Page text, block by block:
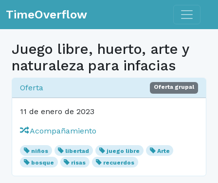
TimeOverflow Toggle
Juego libre, huerto, arte y
naturaleza para infacias
Oferta Oferta grupal
11 de enero de 2023
Acompañamiento
niños libertad juego libre
Arte
bosque
risas recuerdos